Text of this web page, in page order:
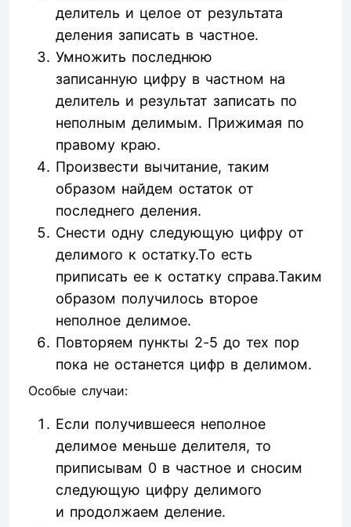
делитель и целое от результата
деления записать в частное.
Умножить последнюю
записанную цифру в частном на
делитель и результат записать по
неполным делимым. Прижимая по
правому краю.
Произвести вычитание, таким
образом найдем остаток от
последнего деления.
Снести одну следующую цифру от
делимого к остатку.То есть
приписать ее к остатку справа.Таким
образом получилось второе
неполное делимое.
Повторяем пункты 2-5 до тех пор
пока не останется цифр в делимом.
Особые случаи:
Если получившееся неполное
делимое меньше делителя, то
приписывам 0 в частное и сносим
следующую цифру делимого
и продолжаем деление.